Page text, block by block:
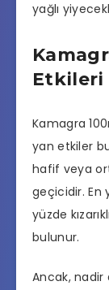
yağlı
Etkileri
Kamagra
yan etkiler
hafif veya
geçicidir. En
yüzde
bulunur.
Ancak,